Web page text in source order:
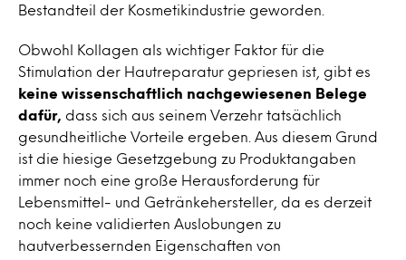
Bestandteil der Kosmetikindustrie geworden.
Obwohl Kollagen als wichtiger Faktor für die
Stimulation der Hautreparatur gepriesen ist, gibt es
keine wissenschaftlich nachgewiesenen Belege
dafür,
dass sich aus seinem Verzehr tatsächlich
gesundheitliche Vorteile ergeben. Aus diesem Grund
ist die hiesige Gesetzgebung zu Produktangaben
immer noch eine große Herausforderung für
Lebensmittel- und Getränkehersteller, da es derzeit
noch keine validierten Auslobungen zu
hautverbessernden Eigenschaften von